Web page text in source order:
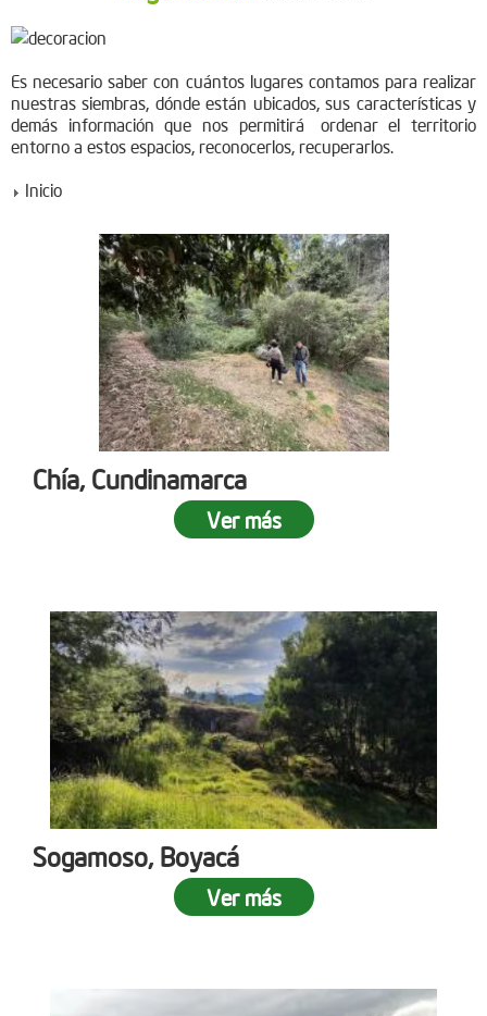
Es necesario saber con cuántos lugares contamos para realizar
nuestras siembras, dónde están ubicados, sus características y
demás información que nos permitirá ordenar el territorio
entorno a estos espacios, reconocerlos, recuperarlos.
Inicio
Chía, Cundinamarca
Ver más
Sogamoso, Boyacá
Ver más